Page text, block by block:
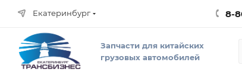
Екатеринбург 8-
Запчасти для китайских
грузовых автомобилей